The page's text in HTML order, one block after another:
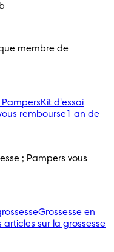
membre de
Kit d'essai
rembourse1 an de
; Pampers vous
Grossesse en
articles sur la grossesse